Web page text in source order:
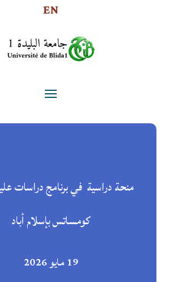
EN
منحة دراسية في برنامج دراسات
كومساتس بإسلام أباد
19 مايو 2026